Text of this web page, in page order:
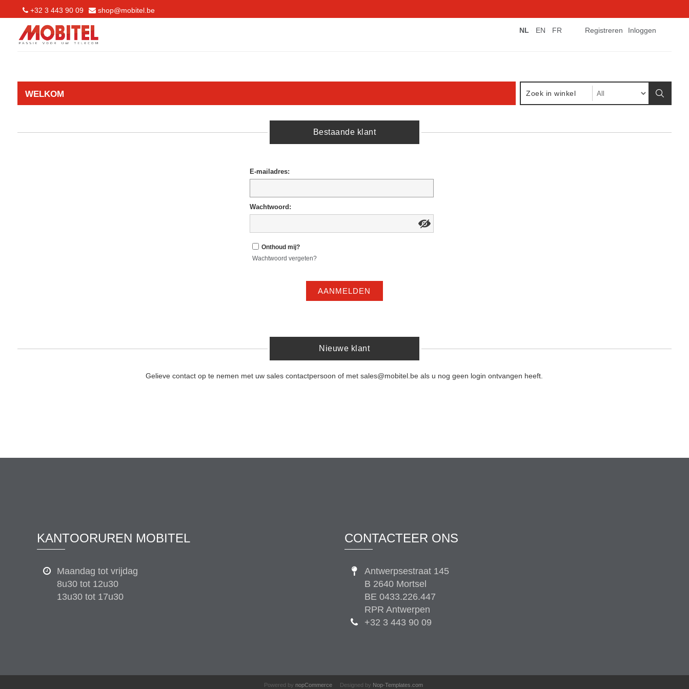
+32 3 443 90 09 shop@mobitel.be
Registreren Inloggen
NL EN FR
WELKOM
Bestaande klant
E-mailadres:
Wachtwoord:
Onthoud mij?
Wachtwoord vergeten?
AANMELDEN
Nieuwe klant
Gelieve contact op te nemen met uw sales contactpersoon of met sales@mobitel.be als u nog geen login ontvangen heeft.
KANTOORUREN MOBITEL
Maandag tot vrijdag
8u30 tot 12u30
13u30 tot 17u30
CONTACTEER ONS
Antwerpsestraat 145
B 2640 Mortsel
BE 0433.226.447
RPR Antwerpen
+32 3 443 90 09
Powered by nopCommerce Designed by Nop-Templates.com